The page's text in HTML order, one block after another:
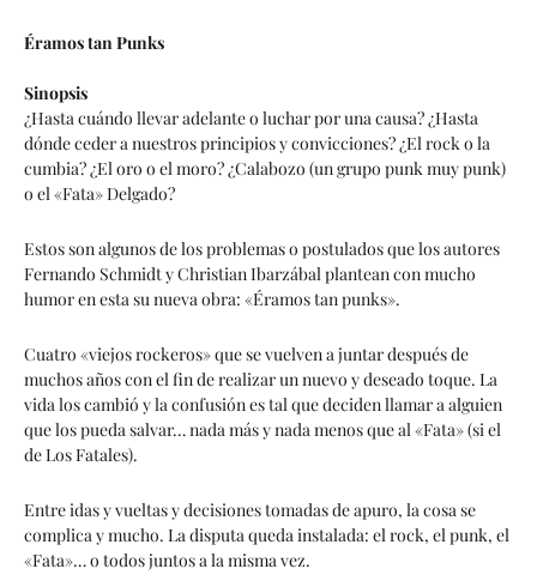
Éramos tan Punks
Sinopsis
¿Hasta cuándo llevar adelante o luchar por una causa? ¿Hasta
dónde ceder a nuestros principios y convicciones? ¿El rock o la
cumbia? ¿El oro o el moro? ¿Calabozo (un grupo punk muy punk)
o el «Fata» Delgado?
Estos son algunos de los problemas o postulados que los autores
Fernando Schmidt y Christian Ibarzábal plantean con mucho
humor en esta su nueva obra: «Éramos tan punks».
Cuatro «viejos rockeros» que se vuelven a juntar después de
muchos años con el fin de realizar un nuevo y deseado toque. La
vida los cambió y la confusión es tal que deciden llamar a alguien
que los pueda salvar… nada más y nada menos que al «Fata» (si el
de Los Fatales).
Entre idas y vueltas y decisiones tomadas de apuro, la cosa se
complica y mucho. La disputa queda instalada: el rock, el punk, el
«Fata»… o todos juntos a la misma vez.